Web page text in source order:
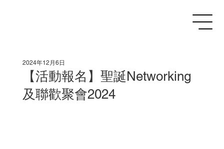
【活動報名】聖誕Networking
及聯歡聚會2024
2024年12月6日